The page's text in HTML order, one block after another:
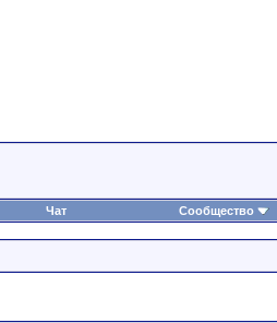
Чат Сообщество